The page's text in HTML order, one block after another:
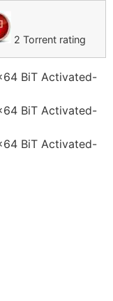
2 Torrent rating
BiT Activated-
BiT Activated-
BiT Activated-